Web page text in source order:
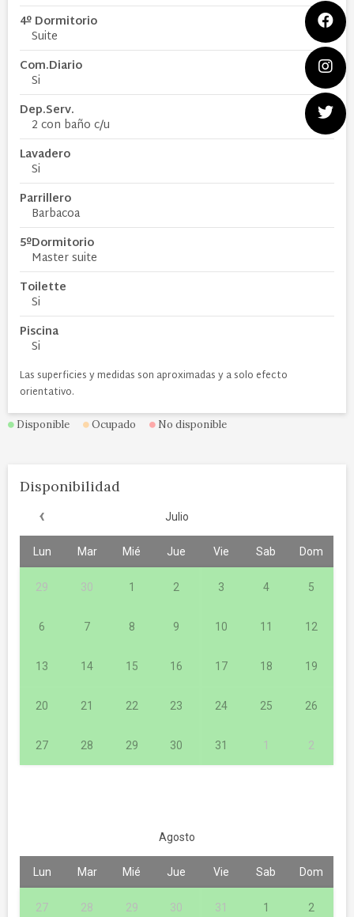
4º Dormitorio
Suite
Com.Diario
Si
Dep.Serv.
2 con baño c/u
Lavadero
Si
Parrillero
Barbacoa
5ºDormitorio
Master suite
Toilette
Si
Piscina
Si
Las superficies y medidas son aproximadas y a solo efecto
orientativo.
Disponible Ocupado No disponible
Disponibilidad
‹ Julio
Lun Mar Mié Jue Vie Sab Dom
29 30 1 2 3 4 5
6 7 8 9 10 11 12
13 14 15 16 17 18 19
20 21 22 23 24 25 26
27 28 29 30 31 1 2
Agosto
Lun Mar Mié Jue Vie Sab Dom
27 28 29 30 31 1 2